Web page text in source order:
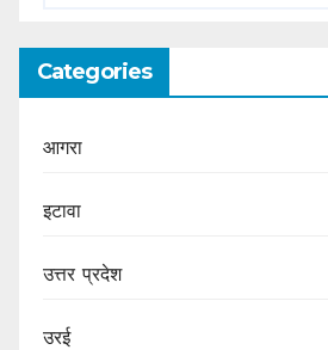
Categories
आगरा
इटावा
उत्तर प्रदेश
उरई